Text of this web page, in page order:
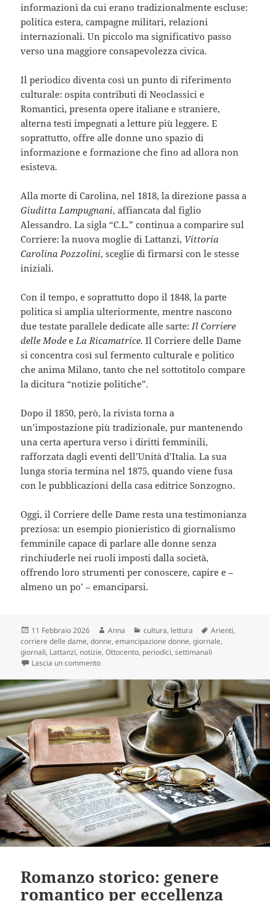
informazioni da cui erano tradizionalmente escluse:
politica estera, campagne militari, relazioni
internazionali. Un piccolo ma significativo passo
verso una maggiore consapevolezza civica.
Il periodico diventa così un punto di riferimento
culturale: ospita contributi di Neoclassici e
Romantici, presenta opere italiane e straniere,
alterna testi impegnati a letture più leggere. E
soprattutto, offre alle donne uno spazio di
informazione e formazione che fino ad allora non
esisteva.
Alla morte di Carolina, nel 1818, la direzione passa a
Giuditta Lampugnani, affiancata dal figlio
Alessandro. La sigla “C.L.” continua a comparire sul
Corriere: la nuova moglie di Lattanzi, Vittoria
Carolina Pozzolini, sceglie di firmarsi con le stesse
iniziali.
Con il tempo, e soprattutto dopo il 1848, la parte
politica si amplia ulteriormente, mentre nascono
due testate parallele dedicate alle sarte: Il Corriere
delle Mode e La Ricamatrice. Il Corriere delle Dame
si concentra così sul fermento culturale e politico
che anima Milano, tanto che nel sottotitolo compare
la dicitura “notizie politiche”.
Dopo il 1850, però, la rivista torna a
un’impostazione più tradizionale, pur mantenendo
una certa apertura verso i diritti femminili,
rafforzata dagli eventi dell’Unità d’Italia. La sua
lunga storia termina nel 1875, quando viene fusa
con le pubblicazioni della casa editrice Sonzogno.
Oggi, il Corriere delle Dame resta una testimonianza
preziosa: un esempio pionieristico di giornalismo
femminile capace di parlare alle donne senza
rinchiuderle nei ruoli imposti dalla società,
offrendo loro strumenti per conoscere, capire e –
almeno un po’ – emanciparsi.
Scritto
il
11 Febbraio 2026 Autore
Anna Categorie
cultura, lettura Tag
Arienti,
corriere delle dame,donne,emancipazione donne,giornale,
giornali, Lattanzi, notizie,Ottocento, periodici,settimanali
Lascia un commentosu Moda, politica ed emancipazione: la
Romanzo storico: genere
romantico per eccellenza